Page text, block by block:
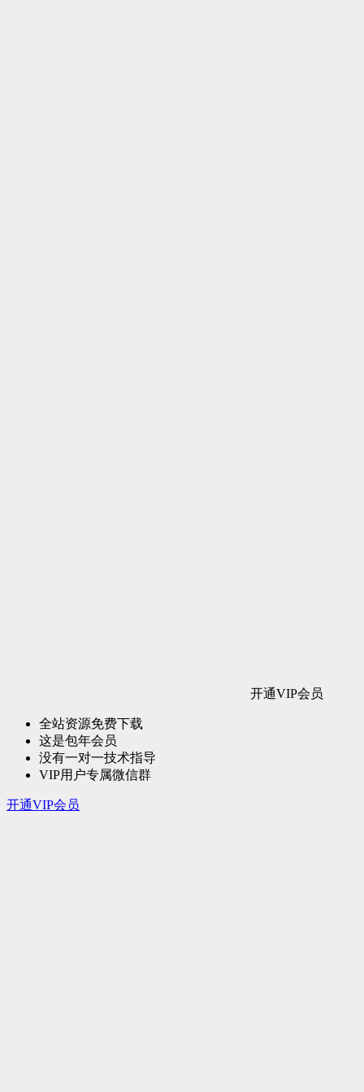
开通VIP会员
全站资源免费下载
这是包年会员
没有一对一技术指导
VIP用户专属微信群
开通VIP会员